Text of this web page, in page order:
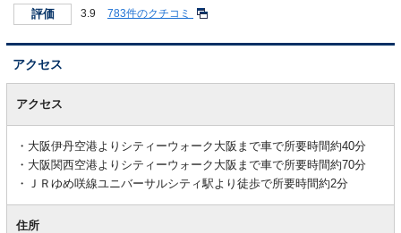
評価 3.9 783件のクチコミ
アクセス
アクセス
大阪伊丹空港よりシティーウォーク大阪まで車で所要時間約40分
大阪関西空港よりシティーウォーク大阪まで車で所要時間約70分
ＪＲゆめ咲線ユニバーサルシティ駅より徒歩で所要時間約2分
住所